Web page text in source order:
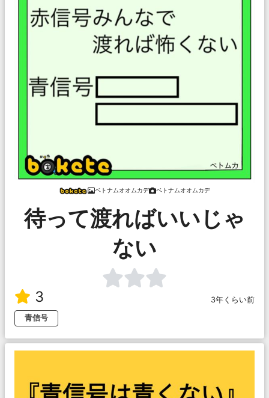
ベトナムオオムカデ ベトナムオオムカデ
待って渡ればいいじゃ
ない
3
3年くらい前
青信号